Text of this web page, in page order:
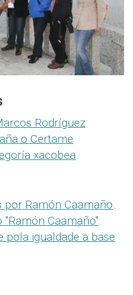
Rodríguez.
o Certame
xacobea.
Ramón Caamaño.
Caamaño".
pola igualdade a base